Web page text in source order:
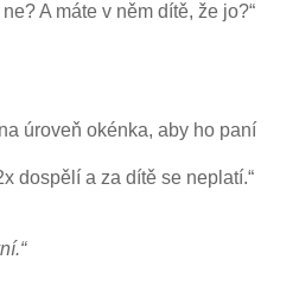
A máte v něm dítě, že jo?“
úroveň okénka, aby ho paní
dospělí a za dítě se neplatí.“